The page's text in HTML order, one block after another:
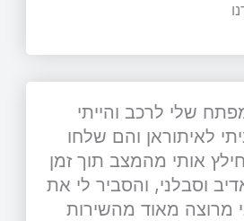
שלי לרכב והייתי
לאיתוראן והם שלחו
אותי מהמצב תוך זמן
וסבלני, והסביר לי את
מרוצה מאוד מהשירות